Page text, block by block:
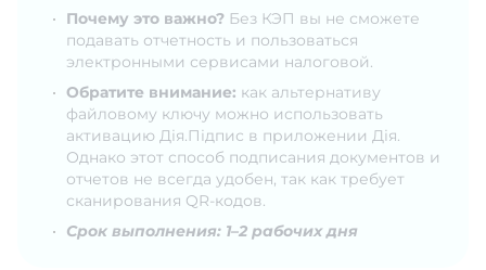
Почему это важно? Без КЭП вы не сможете
подавать отчетность и пользоваться
электронными сервисами налоговой.
Обратите внимание: как альтернативу
файловому ключу можно использовать
активацию Дія.Підпис в приложении Дія.
Однако этот способ подписания документов и
отчетов не всегда удобен, так как требует
сканирования QR-кодов.
Срок выполнения: 1–2 рабочих дня